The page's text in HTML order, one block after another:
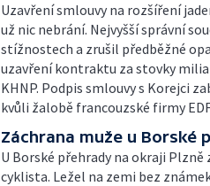
Uzavření smlouvy na rozšíření
už nic nebrání. Nejvyšší správní
stížnostech a zrušil předběžné
uzavření kontraktu za stovky
KHNP. Podpis smlouvy s Korejci
kvůli žalobě francouzské firmy
Záchrana muže u Borské
U Borské přehrady na okraji
cyklista. Ležel na zemi bez